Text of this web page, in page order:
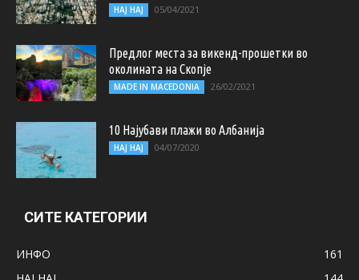
НАЈ НАЈ 05/04/2021
Предлог места за викенд-прошетки во
околината на Скопје
MADE IN MACEDONIA 26/02/2021
10 Најубави плажи во Албанија
НАЈ НАЈ 04/07/2020
СИТЕ КАТЕГОРИИ
ИНФО
161